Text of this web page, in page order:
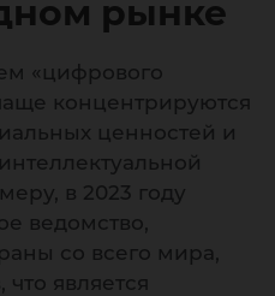
рынке
«цифрового
концентрируются
ценностей и
в 2023 году
ведомство,
со всего мира,
является